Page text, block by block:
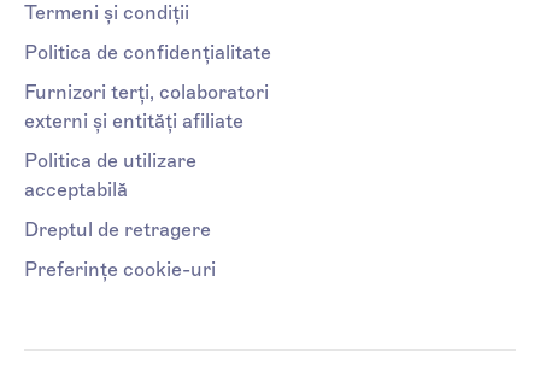
Termeni și condiții
Politica de confidențialitate
Furnizori terți, colaboratori
externi și entități afiliate
Politica de utilizare
acceptabilă
Dreptul de retragere
Preferințe cookie-uri